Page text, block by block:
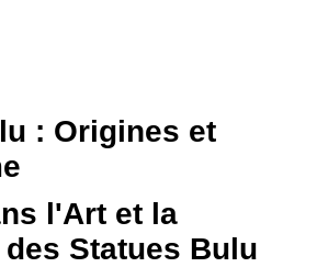
: Origines et
l'Art et la
Statues Bulu